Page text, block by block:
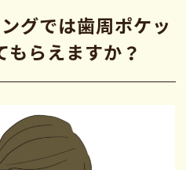
グでは歯周ポケッ
もらえますか？